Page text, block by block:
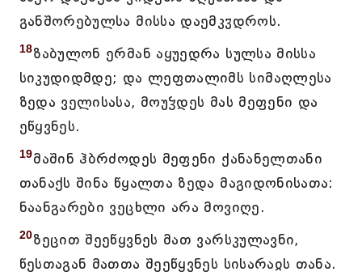
განშორებულსა მისსა დაემკჳდროს.
18ზაბულონ ერმან აყუედრა სულსა მისსა
სიკუდიდმდე; და ლეფთალიმს სიმაღლესა
ზედა ველისასა, მოუჴდეს მას მეფენი და
ეწყვნეს.
19მაშინ ჰბრძოდეს მეფენი ქანანელთანი
თანაქს შინა წყალთა ზედა მაგიდონისათა:
ნაანგარები ვეცხლი არა მოვიღე.
20ზეცით შეეწყვნეს მათ ვარსკულავნი,
წესთაგან მათთა შეეწყვნეს სისარაჲს თანა.